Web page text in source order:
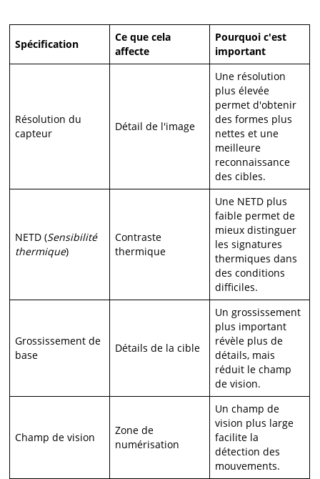
Spécification
Ce que cela
affecte
Pourquoi c'est
important
Résolution du
capteur
Détail de l'image
Une résolution
plus élevée
permet d'obtenir
des formes plus
nettes et une
meilleure
reconnaissance
des cibles.
NETD (Sensibilité
thermique)
Contraste
thermique
Une NETD plus
faible permet de
mieux distinguer
les signatures
thermiques dans
des conditions
difficiles.
Grossissement de
base
Détails de la cible
Un grossissement
plus important
révèle plus de
détails, mais
réduit le champ
de vision.
Champ de vision
Zone de
numérisation
Un champ de
vision plus large
facilite la
détection des
mouvements.